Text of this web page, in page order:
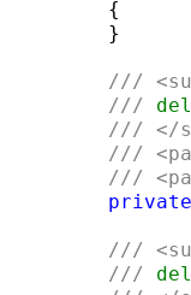
{
}
///
///
/// </
///
///
private
///
///